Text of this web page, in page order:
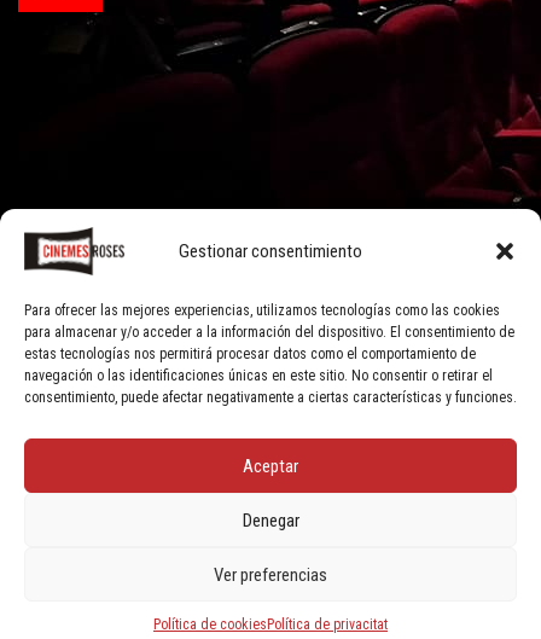
Gestionar consentimiento
Para ofrecer las mejores experiencias, utilizamos tecnologías como las cookies
para almacenar y/o acceder a la información del dispositivo. El consentimiento de
estas tecnologías nos permitirá procesar datos como el comportamiento de
navegación o las identificaciones únicas en este sitio. No consentir o retirar el
consentimiento, puede afectar negativamente a ciertas características y funciones.
Aceptar
Denegar
Ver preferencias
Política de cookies Política de privacitat